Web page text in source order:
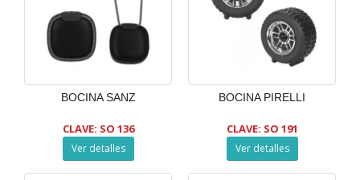
BOCINA SANZ
CLAVE: SO 136
Ver detalles
BOCINA PIRELLI
CLAVE: SO 191
Ver detalles